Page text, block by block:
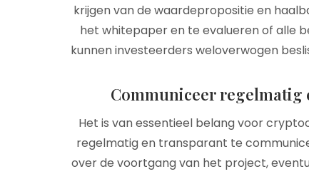
krijgen van de waardepropositie en
het whitepaper en te evalueren of alle
kunnen investeerders weloverwogen
Communiceer regelmatig
Het is van essentieel belang voor
regelmatig en transparant te
over de voortgang van het project,